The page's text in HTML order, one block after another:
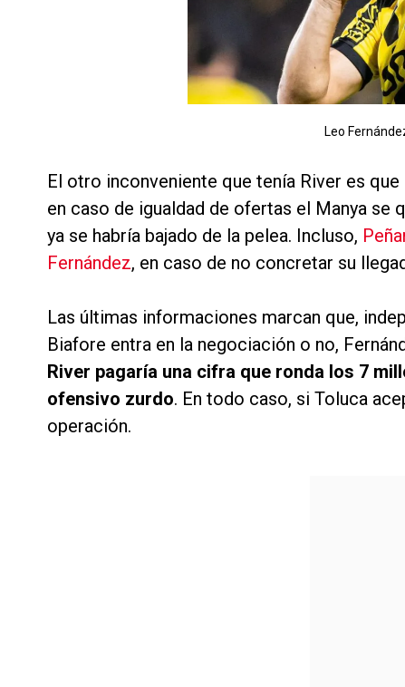
Leo
El otro inconveniente que tenía River es
en caso de igualdad de ofertas el Manya se
ya se habría bajado de la pelea. Incluso,
Fernández, en caso de no concretar su
Las últimas informaciones marcan que,
Biafore entra en la negociación o no,
River pagaría una cifra que ronda los 7
ofensivo zurdo. En todo caso, si Toluca
operación.